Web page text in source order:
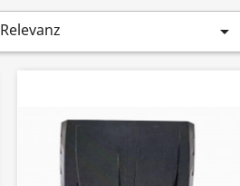
Relevanz 